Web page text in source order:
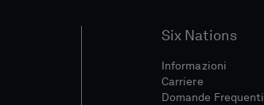
Six Nations
Informazioni
Carriere
Domande Frequenti